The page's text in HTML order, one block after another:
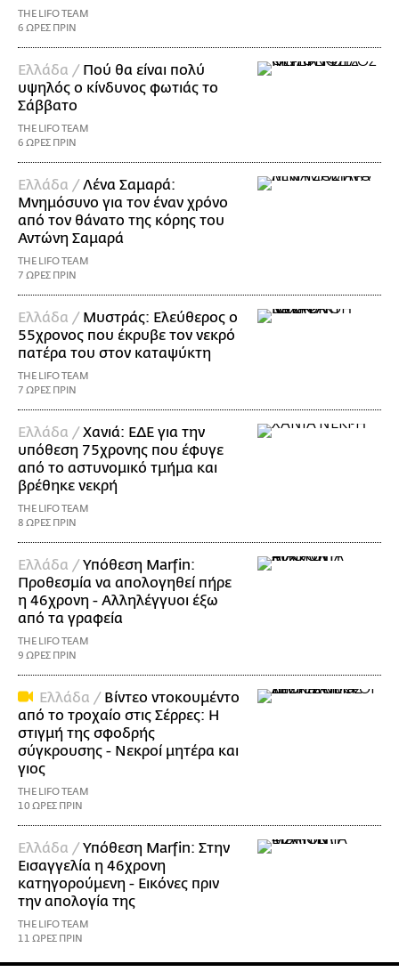
THE LIFO TEAM
6 ΩΡΕΣ ΠΡΙΝ
Ελλάδα / Πού θα είναι πολύ
υψηλός ο κίνδυνος φωτιάς το
Σάββατο
THE LIFO TEAM
6 ΩΡΕΣ ΠΡΙΝ
Ελλάδα /Λένα Σαμαρά:
Μνημόσυνο για τον έναν χρόνο
από τον θάνατο της κόρης του
Αντώνη Σαμαρά
THE LIFO TEAM
7 ΩΡΕΣ ΠΡΙΝ
Ελλάδα / Μυστράς: Ελεύθερος ο
55χρονος που έκρυβε τον νεκρό
πατέρα του στον καταψύκτη
THE LIFO TEAM
7 ΩΡΕΣ ΠΡΙΝ
Ελλάδα /Χανιά: ΕΔΕ για την
υπόθεση 75χρονης που έφυγε
από το αστυνομικό τμήμα και
βρέθηκε νεκρή
THE LIFO TEAM
8 ΩΡΕΣ ΠΡΙΝ
Ελλάδα /Υπόθεση Marfin:
Προθεσμία να απολογηθεί πήρε
η 46χρονη - Αλληλέγγυοι έξω
από τα γραφεία
THE LIFO TEAM
9 ΩΡΕΣ ΠΡΙΝ
Ελλάδα / Βίντεο ντοκουμέντο
από το τροχαίο στις Σέρρες: Η
στιγμή της σφοδρής
σύγκρουσης - Νεκροί μητέρα και
γιος
THE LIFO TEAM
10 ΩΡΕΣ ΠΡΙΝ
Ελλάδα /Υπόθεση Marfin: Στην
Εισαγγελία η 46χρονη
κατηγορούμενη - Εικόνες πριν
την απολογία της
THE LIFO TEAM
11 ΩΡΕΣ ΠΡΙΝ